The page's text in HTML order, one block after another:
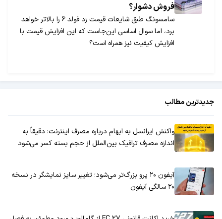
فروش دشوار؟
سامسونگ طبق شایعات قیمت زد فولد 6 را بالاتر خواهد
برد، اما سوال اساسی این‌جاست که این افزایش قیمت با
افزایش کیفیت نیز همراه است؟
جدیدترین مطالب
واکنش ایرانسل به ابهام درباره مصرف اینترنت: دقیقاً به
اندازه مصرف ترافیک بین‌الملل از حجم بسته کسر می‌شود
آیفون ۲۰ پرو بزرگ‌تر می‌شود؛ تغییر سایز نمایشگر در نسخه
۲۰ سالگی آیفون